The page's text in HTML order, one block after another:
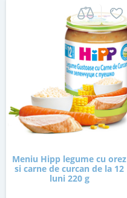
Meniu Hipp legume cu orez
si carne de curcan de la 12
luni 220 g